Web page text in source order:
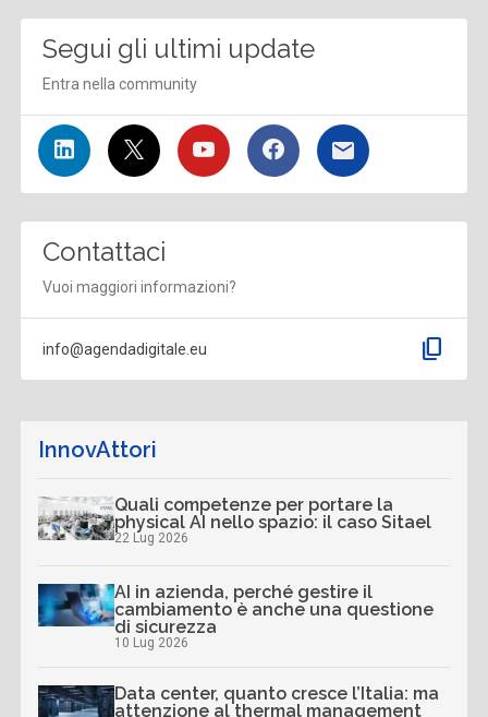
Segui gli ultimi update
Entra nella community
Contattaci
Vuoi maggiori informazioni?
info@agendadigitale.eu content_copy
InnovAttori
Quali competenze per portare la
physical AI nello spazio: il caso Sitael
22 Lug 2026
AI in azienda, perché gestire il
cambiamento è anche una questione
di sicurezza
10 Lug 2026
Data center, quanto cresce l’Italia: ma
attenzione al thermal management